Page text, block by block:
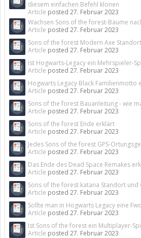
diesem einfachen Befehl klonen
Article posted 27. Februar 2023
Wachsen Sons of the forest-Bäume
Article posted 27. Februar 2023
Sons of the forest Modern Axe Standort
Article posted 27. Februar 2023
Ist Hogwarts-Legacy ein Mehrspieler-
Article posted 27. Februar 2023
Hogwarts Legacy Black Familienmotto
Article posted 27. Februar 2023
Sons of the forest Bauanleitung - wie
Article posted 27. Februar 2023
Sons of the forest Ende erklärt
Article posted 27. Februar 2023
Jedes Sons of the forest GPS-
Article posted 27. Februar 2023
Das Ende des Dead Space Remakes
Article posted 27. Februar 2023
Sons of the forest katana Standort
Article posted 27. Februar 2023
Sollte man in Hogwarts Legacy eine
Article posted 27. Februar 2023
Ist Sons of the forest ein Multiplayer-
Article posted 27. Februar 2023